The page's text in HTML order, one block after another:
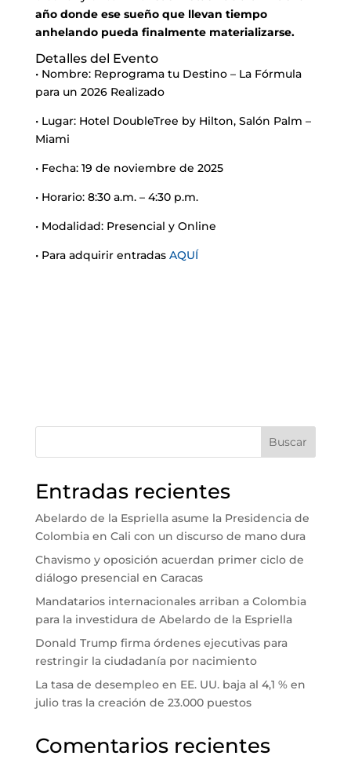
año donde ese sueño que llevan tiempo
anhelando pueda finalmente materializarse.
Detalles del Evento
• Nombre: Reprograma tu Destino – La Fórmula
para un 2026 Realizado
• Lugar: Hotel DoubleTree by Hilton, Salón Palm –
Miami
• Fecha: 19 de noviembre de 2025
• Horario: 8:30 a.m. – 4:30 p.m.
• Modalidad: Presencial y Online
• Para adquirir entradas AQUÍ
Buscar
Entradas recientes
Abelardo de la Espriella asume la Presidencia de
Colombia en Cali con un discurso de mano dura
Chavismo y oposición acuerdan primer ciclo de
diálogo presencial en Caracas
Mandatarios internacionales arriban a Colombia
para la investidura de Abelardo de la Espriella
Donald Trump firma órdenes ejecutivas para
restringir la ciudadanía por nacimiento
La tasa de desempleo en EE. UU. baja al 4,1 % en
julio tras la creación de 23.000 puestos
Comentarios recientes